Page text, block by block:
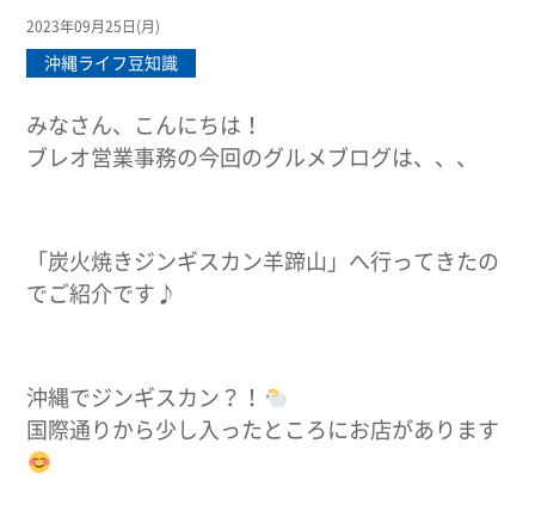
2023年09月25日(月)
沖縄ライフ豆知識
みなさん、こんにちは！
ブレオ営業事務の今回のグルメブログは、、、
「炭火焼きジンギスカン羊蹄山」へ行ってきたの
でご紹介です♪
沖縄でジンギスカン？！
国際通りから少し入ったところにお店があります